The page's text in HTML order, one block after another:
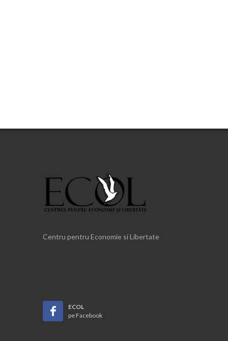
Centru pentru Economie si Libertate
ECOL
pe Facebook